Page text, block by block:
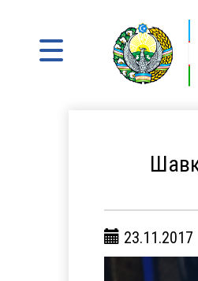
23.11.2017